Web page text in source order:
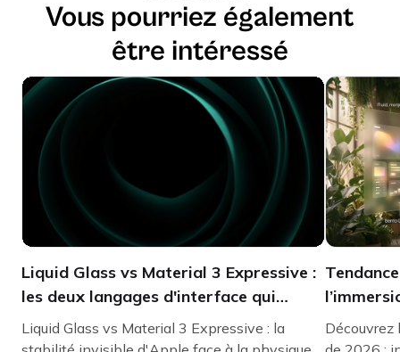
Vous pourriez également
être intéressé
Liquid Glass vs Material 3 Expressive :
les deux langages d'interface qui
redéfinissent 2026
Liquid Glass vs Material 3 Expressive : la
précision
Découvrez